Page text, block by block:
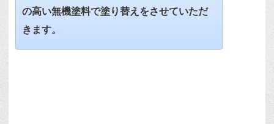
の高い無機塗料で塗り替えをさせていただ
きます。